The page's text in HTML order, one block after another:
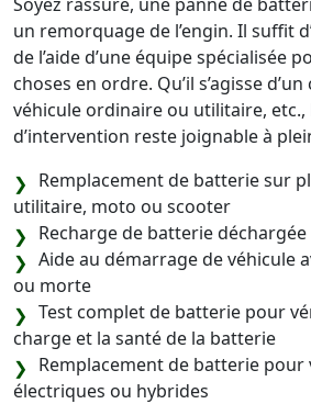
un remorquage de l’engin. Il suffit
de l’aide d’une équipe spécialisée
choses en ordre. Qu’il s’agisse
véhicule ordinaire ou utilitaire, etc.,
d’intervention reste joignable à
Remplacement de batterie sur
utilitaire, moto ou scooter
Recharge de batterie
Aide au démarrage de véhicule
ou morte
Test complet de batterie pour
charge et la santé de la batterie
Remplacement de batterie pour
électriques ou hybrides